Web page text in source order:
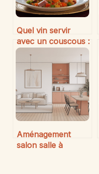
Quel vin servir
avec un couscous :
guide pour
accorder vins et
mets orientaux
Aménagement
salon salle à